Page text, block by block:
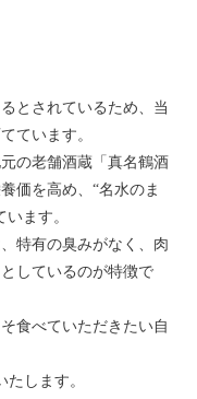
とされているため、当
ています。
の老舗酒蔵「真名鶴酒
価を高め、“名水のま
ます。
特有の臭みがなく、肉
しているのが特徴で
食べていただきたい自
します。